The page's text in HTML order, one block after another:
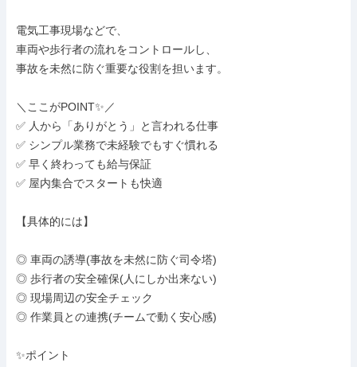
電気工事現場などで、
車両や歩行者の流れをコントロールし、
事故を未然に防ぐ重要な役割を担います。
＼ここがPOINT✨／
✅ 人から「ありがとう」と言われる仕事
✅ シンプル業務で未経験でもすぐ慣れる
✅ 早く終わっても給与保証
✅ 屋内集合でスタートも快適
【具体的には】
◎ 車両の誘導(事故を未然に防ぐ司令塔)
◎ 歩行者の安全確保(人にしか出来ない)
◎ 現場周辺の安全チェック
◎ 作業員との連携(チームで動く安心感)
✨ポイント